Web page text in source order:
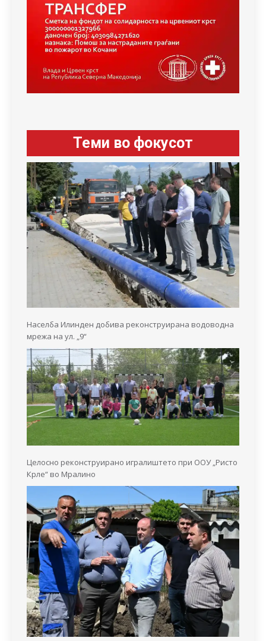
Теми во фокусот
Населба Илинден добива реконструирана водоводна
мрежа на ул. „9“
Целосно реконструирано игралиштето при ООУ „Ристо
Крле“ во Мралино